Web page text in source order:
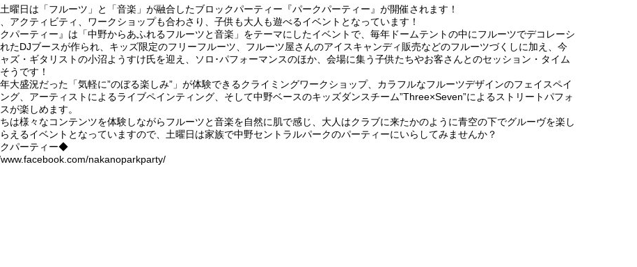
曜日は「フルーツ」と「音楽」が融合したブロックパーティー『パークパーティー』が開催されます！
アクティビティ、ワークショップも合わさり、子供も大人も遊べるイベントとなっています！
クパーティー』は「中野からあふれるフルーツと音楽」をテーマにしたイベントで、毎年ドームテントの中にフルーツでデコレーシ
たDJブースが作られ、キッズ限定のフリーフルーツ、フルーツ屋さんのアイスキャンディ販売などのフルーツづくしに加え、今
ズ・ギタリストの小沼ようすけ氏を迎え、ソロ･パフォーマンスのほか、会場に集う子供たちやお客さんとのセッション・タイム
うです！
大盛況だった「気軽に”のぼる楽しみ”」が体験できるクライミングワークショップ、カラフルなフルーツデザインのフェイスペイ
グ、アーティストによるライブペインティング、そして中野ベースのキッズダンスチーム”Three×Seven”によるストリートパフォ
が楽しめます。
は様々なコンテンツを体験しながらフルーツと音楽を自然に肌で感じ、大人はクラブに来たかのように青空の下でグルーヴを楽し
えるイベントとなっていますので、土曜日は家族で中野セントラルパークのパーティーにいらしてみませんか？
パーティー◆
nakanoparkparty/